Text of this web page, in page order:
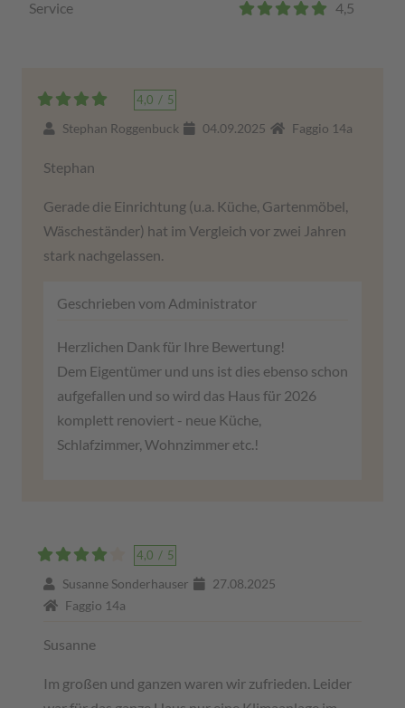
Service 4,5
4,0 / 5
Stephan Roggenbuck 04.09.2025 Faggio 14a
Stephan
Gerade die Einrichtung (u.a. Küche, Gartenmöbel,
Wäscheständer) hat im Vergleich vor zwei Jahren
stark nachgelassen.
Geschrieben vom Administrator
Herzlichen Dank für Ihre Bewertung!
Dem Eigentümer und uns ist dies ebenso schon
aufgefallen und so wird das Haus für 2026
komplett renoviert - neue Küche,
Schlafzimmer, Wohnzimmer etc.!
4,0 / 5
Susanne Sonderhauser
27.08.2025
Faggio 14a
Susanne
Im großen und ganzen waren wir zufrieden. Leider